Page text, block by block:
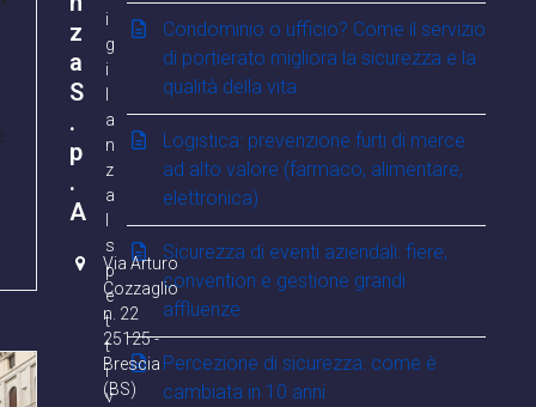
Condominio o ufficio? Come il servizio
di portierato migliora la sicurezza e la
qualità della vita
Logistica: prevenzione furti di merce
ad alto valore (farmaco, alimentare,
elettronica)
Sicurezza di eventi aziendali: fiere,
convention e gestione grandi
affluenze
Percezione di sicurezza: come è
cambiata in 10 anni
z
a
S
.
p
.
A
Via Arturo
Cozzaglio
n. 22
25125 -
Brescia
(BS)
i
g
i
a
n
z
a
s
p
e
t
t
i
v